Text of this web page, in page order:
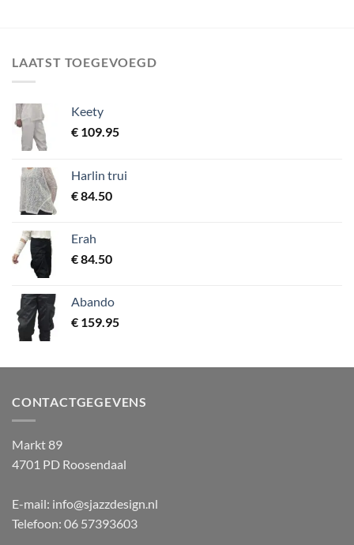
LAATST TOEGEVOEGD
Keety
€ 109.95
Harlin trui
€84.50
Erah
€84.50
Abando
€ 159.95
CONTACTGEGEVENS
Markt 89
4701 PD Roosendaal
E-mail: info@sjazzdesign.nl
Telefoon: 06 57393603